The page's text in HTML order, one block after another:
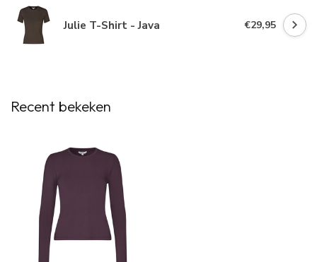
Julie T-Shirt - Java €29,95
Recent bekeken